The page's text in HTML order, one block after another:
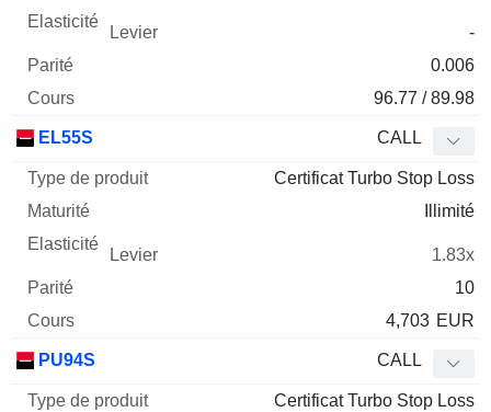
-
0.006
96.77 / 89.98
EL55S CALL
Certificat Turbo Stop Loss
Illimité
1.83x
10
4,703 EUR
PU94S CALL
Certificat Turbo Stop Loss